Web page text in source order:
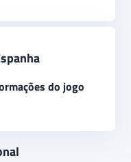
do jogo